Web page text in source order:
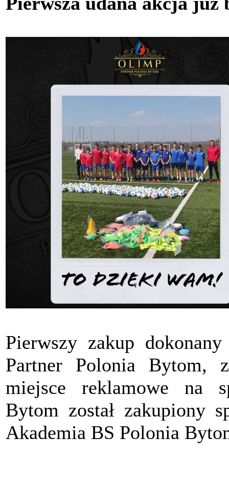
Pierwszy zakup
Partner Polonia Bytom,
miejsce reklamowe na
Bytom został zakupiony
Akademia BS Polonia